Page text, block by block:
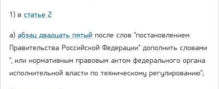
1) в статье 2
а) абзац двадцать пятый после слов "постановлением
Правительства Российской Федерации" дополнить словами
", или нормативным правовым актом федерального органа
исполнительной власти по техническому регулированию";